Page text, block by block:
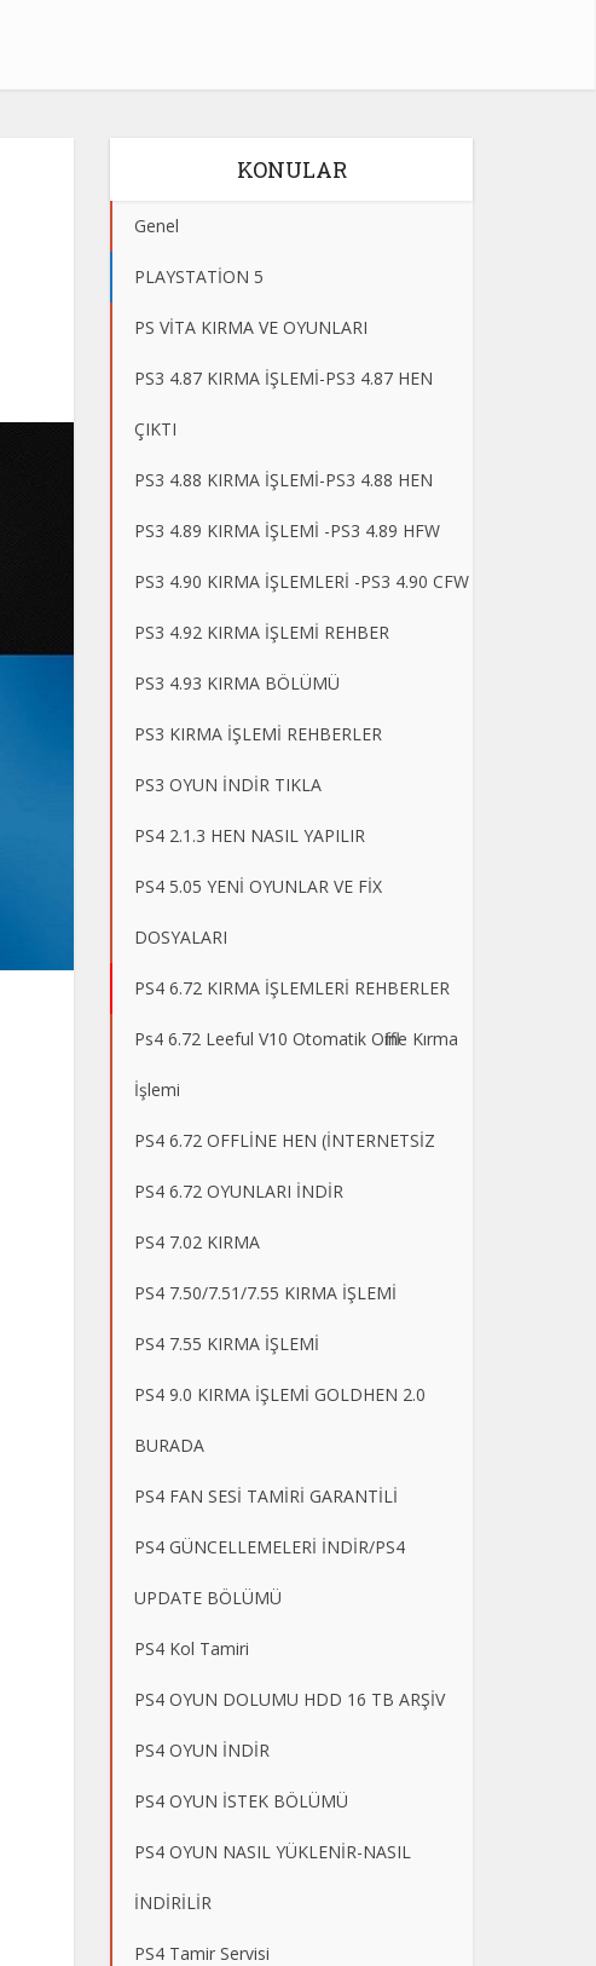
KONULAR
Genel
PLAYSTATİON 5
PS VİTA KIRMA VE OYUNLARI
PS3 4.87 KIRMA İŞLEMİ-PS3 4.87 HEN
ÇIKTI
PS3 4.88 KIRMA İŞLEMİ-PS3 4.88 HEN
PS3 4.89 KIRMA İŞLEMİ -PS3 4.89 HFW
PS3 4.90 KIRMA İŞLEMLERİ -PS3 4.90 CFW
PS3 4.92 KIRMA İŞLEMİ REHBER
PS3 4.93 KIRMA BÖLÜMÜ
PS3 KIRMA İŞLEMİ REHBERLER
PS3 OYUN İNDİR TIKLA
PS4 2.1.3 HEN NASIL YAPILIR
PS4 5.05 YENİ OYUNLAR VE FİX
DOSYALARI
PS4 6.72 KIRMA İŞLEMLERİ REHBERLER
Ps4 6.72 Leeful V10 Otomatik Offline Kırma
İşlemi
PS4 6.72 OFFLİNE HEN (İNTERNETSİZ
PS4 6.72 OYUNLARI İNDİR
PS4 7.02 KIRMA
PS4 7.50/7.51/7.55 KIRMA İŞLEMİ
PS4 7.55 KIRMA İŞLEMİ
PS4 9.0 KIRMA İŞLEMİ GOLDHEN 2.0
BURADA
PS4 FAN SESİ TAMİRİ GARANTİLİ
PS4 GÜNCELLEMELERİ İNDİR/PS4
UPDATE BÖLÜMÜ
PS4 Kol Tamiri
PS4 OYUN DOLUMU HDD 16 TB ARŞİV
PS4 OYUN İNDİR
PS4 OYUN İSTEK BÖLÜMÜ
PS4 OYUN NASIL YÜKLENİR-NASIL
İNDİRİLİR
PS4 Tamir Servisi